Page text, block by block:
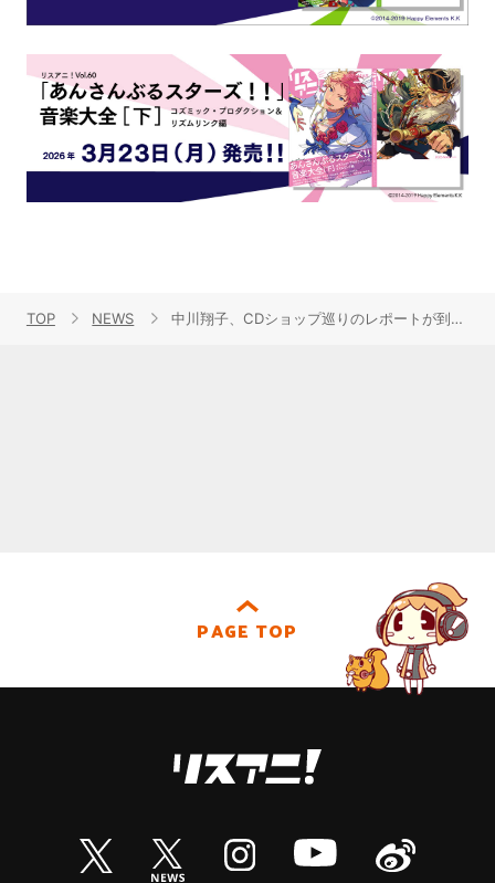
TOP NEWS 中川翔子、CDショップ巡りのレポートが到着！昨日発表されたコラボユニット“しょこたん❤でんぱ組”が渋谷にて初共演！
PAGE TOP